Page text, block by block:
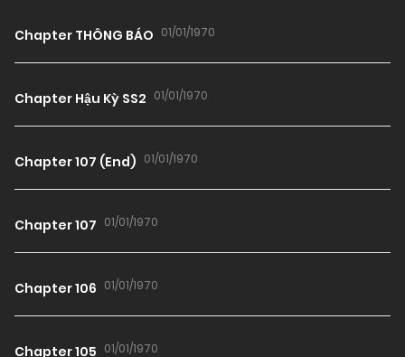
Chapter THÔNG BÁO 01/01/1970
Chapter Hậu Kỳ SS2 01/01/1970
Chapter 107 (End) 01/01/1970
Chapter 107 01/01/1970
Chapter 106 01/01/1970
Chapter 105 01/01/1970